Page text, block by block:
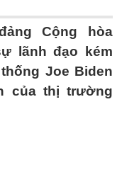
Cộng hòa
lãnh đạo kém
Joe Biden
của thị trường